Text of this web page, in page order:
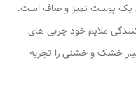
یک پوست تمیز و صاف است.
ملایم خود چربی های
خشک و خشنی را تجربه